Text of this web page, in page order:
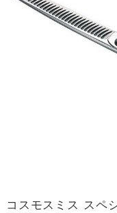
コスモスミス スペ